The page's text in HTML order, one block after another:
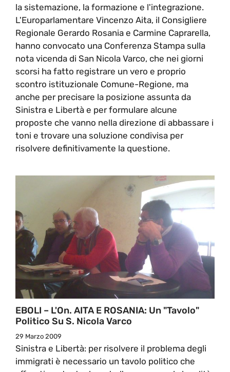
la sistemazione, la formazione e l'integrazione.
L'Europarlamentare Vincenzo Aita, il Consigliere
Regionale Gerardo Rosania e Carmine Caprarella,
hanno convocato una Conferenza Stampa sulla
nota vicenda di San Nicola Varco, che nei giorni
scorsi ha fatto registrare un vero e proprio
scontro istituzionale Comune-Regione, ma
anche per precisare la posizione assunta da
Sinistra e Libertà e per formulare alcune
proposte che vanno nella direzione di abbassare i
toni e trovare una soluzione condivisa per
risolvere definitivamente la questione.
EBOLI – L'On. AITA E ROSANIA: Un "tavolo"
Politico Su S. Nicola Varco
29 Marzo 2009
Sinistra e Libertà: per risolvere il problema degli
immigrati è necessario un tavolo politico che